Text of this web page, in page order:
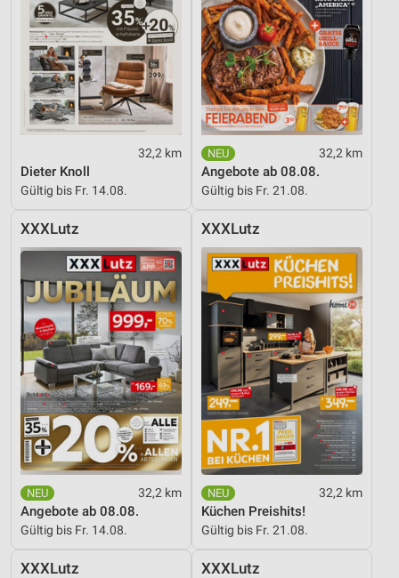
32,2 km
Dieter Knoll
Gültig bis Fr. 14.08.
32,2 km
Angebote ab 08.08.
Gültig bis Fr. 21.08.
XXXLutz
32,2 km
Angebote ab 08.08.
Gültig bis Fr. 14.08.
XXXLutz
32,2 km
Küchen Preishits!
Gültig bis Fr. 21.08.
XXXLutz XXXLutz